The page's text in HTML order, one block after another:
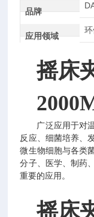
品牌
应用领域
摇床
广泛应用于对
反应、细菌培养、
微生物细胞与各类
分子、医学、制药
重要的应用。
摇床